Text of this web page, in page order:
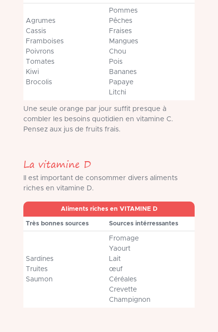
Agrumes
Cassis
Framboises
Poivrons
Tomates
Kiwi
Brocolis
Pommes
Pêches
Fraises
Mangues
Chou
Pois
Bananes
Papaye
Litchi
Une seule orange par jour suffit presque à
combler les besoins quotidien en vitamine C.
Pensez aux jus de fruits frais.
La vitamine D
Il est important de consommer divers aliments
riches en vitamine D.
Aliments riches en VITAMINE D
Très bonnes sources Sources intérressantes
Sardines
Truites
Saumon
Fromage
Yaourt
Lait
œuf
Céréales
Crevette
Champignon